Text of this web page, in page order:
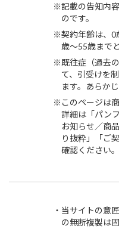
記載の告知内
のです。
契約年齢は、0
歳～55歳まで
既往症（過去
て、引受けを
ます。あらか
このページは
詳細は「パン
お知らせ／商
り抜粋」「ご
確認ください。
当サイトの意
の無断複製は